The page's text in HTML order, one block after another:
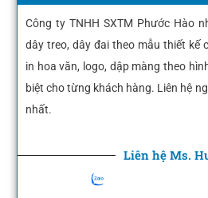
Công ty TNHH SXTM Phước Hào
dây treo, dây đai theo mẫu thiết kế
in hoa văn, logo, dập màng theo
biệt cho từng khách hàng. Liên hệ
nhất.
Liên hệ Ms.